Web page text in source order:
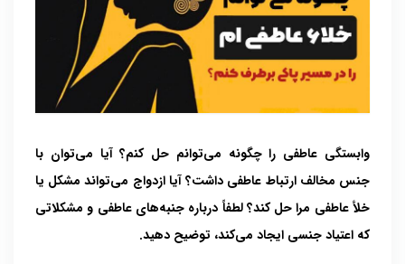
وابستگی عاطفی را چگونه می‌توانم حل کنم؟ آیا می‌توان با
جنس مخالف ارتباط عاطفی داشت؟ آیا ازدواج می‌تواند مشکل یا
خلأ عاطفی مرا حل کند؟ لطفاً درباره جنبه‌های عاطفی و مشکلاتی
که اعتیاد جنسی ایجاد می‌کند، توضیح دهید.